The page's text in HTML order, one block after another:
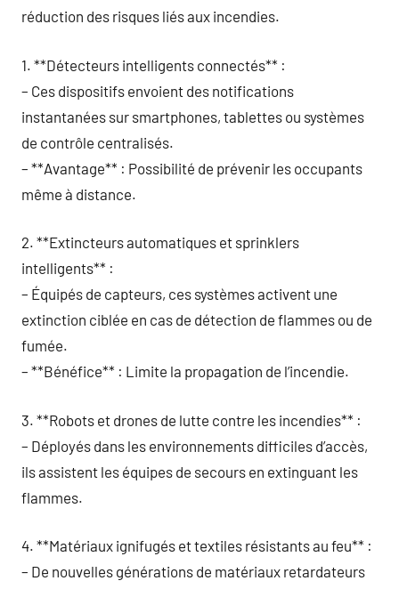
réduction des risques liés aux incendies.
1. **Détecteurs intelligents connectés** :
– Ces dispositifs envoient des notifications
instantanées sur smartphones, tablettes ou systèmes
de contrôle centralisés.
– **Avantage** : Possibilité de prévenir les occupants
même à distance.
2. **Extincteurs automatiques et sprinklers
intelligents** :
– Équipés de capteurs, ces systèmes activent une
extinction ciblée en cas de détection de flammes ou de
fumée.
– **Bénéfice** : Limite la propagation de l’incendie.
3. **Robots et drones de lutte contre les incendies** :
– Déployés dans les environnements difficiles d’accès,
ils assistent les équipes de secours en extinguant les
flammes.
4. **Matériaux ignifugés et textiles résistants au feu** :
– De nouvelles générations de matériaux retardateurs